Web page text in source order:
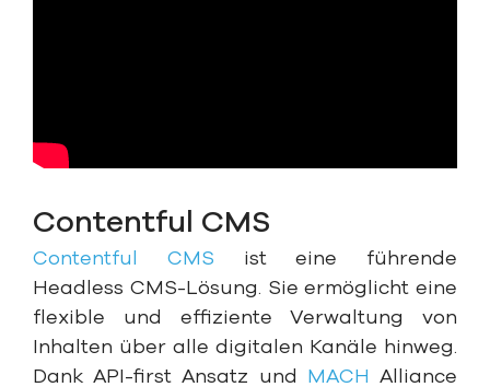
Contentful CMS
Contentful CMS ist eine führende
Headless CMS-Lösung. Sie ermöglicht eine
flexible und effiziente Verwaltung von
Inhalten über alle digitalen Kanäle hinweg.
Dank API-first Ansatz und MACH Alliance